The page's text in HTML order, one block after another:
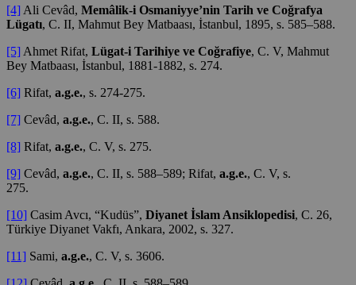
[4] Ali Cevâd, Memâlik-i Osmaniyye’nin Tarih ve Coğrafya
Lügatı, C. II, Mahmut Bey Matbaası, İstanbul, 1895, s. 585–588.
[5] Ahmet Rifat, Lügat-i Tarihiye ve Coğrafiye, C. V, Mahmut
Bey Matbaası, İstanbul, 1881-1882, s. 274.
[6] Rifat, a.g.e., s. 274-275.
[7] Cevâd, a.g.e., C. II, s. 588.
[8] Rifat, a.g.e., C. V, s. 275.
[9] Cevâd, a.g.e., C. II, s. 588–589; Rifat, a.g.e., C. V, s.
275.
[10] Casim Avcı, “Kudüs”, Diyanet İslam Ansiklopedisi, C. 26,
Türkiye Diyanet Vakfı, Ankara, 2002, s. 327.
[11] Sami, a.g.e., C. V, s. 3606.